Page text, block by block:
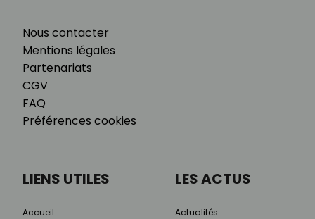
Nous contacter
Mentions légales
Partenariats
CGV
FAQ
Préférences cookies
LIENS UTILES
Accueil
LES ACTUS
Actualités